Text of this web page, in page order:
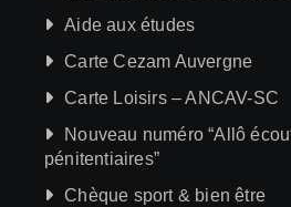
Aide aux études
Carte Cezam Auvergne
Carte Loisirs – ANCAV-SC
Nouveau numéro “Allô
pénitentiaires”
Chèque sport & bien être